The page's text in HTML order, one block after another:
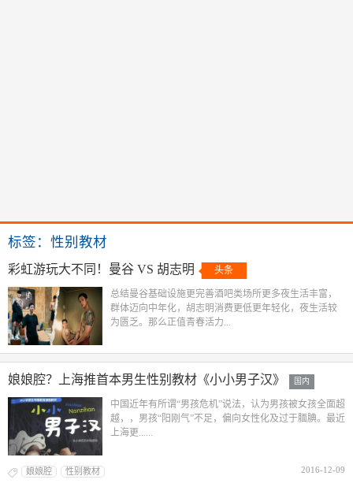
标签：性别教材
彩虹游玩大不同！曼谷 VS 胡志明 头条
总结曼谷基础设施更完善酒吧类场所更多夜生活丰富，
群体迈向中年化，胡志明消费更低更年轻化，夜生活较
为匮乏。那么正值青春活力...
娘娘腔？上海推首本男生性别教材《小小男子汉》 国内
中国近年有所谓“男孩危机”说法，认为男孩被女孩全面超
越，，男孩“阳刚气”不足，偏向女性化及过于腼腆。最近
上海更......
娘娘腔 性别教材 2016-12-09